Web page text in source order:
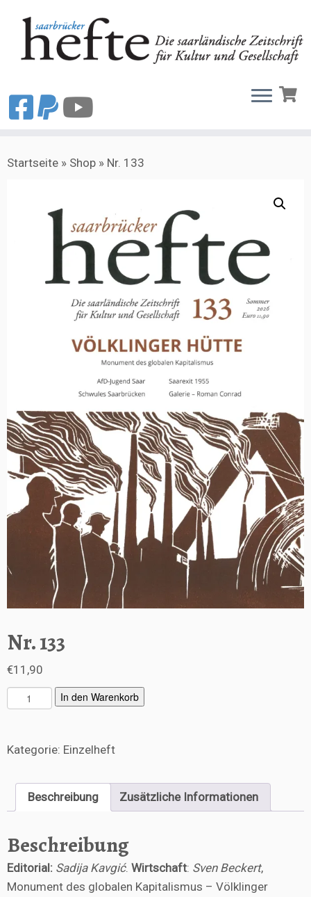
Inhalt
Startseite » Shop » Nr. 133
Nr. 133
€11,90
r.
3
In den Warenkorb
Kategorie: Einzelheft
Beschreibung Zusätzliche Informationen
Beschreibung
Editorial: Sadija Kavgić. Wirtschaft: Sven Beckert,
Monument des globalen Kapitalismus – Völklinger